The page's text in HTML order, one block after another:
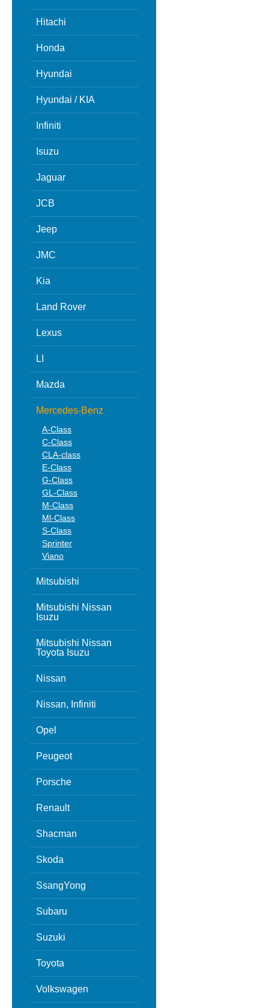
Hitachi
Honda
Hyundai
Hyundai / KIA
Infiniti
Isuzu
Jaguar
JCB
Jeep
JMC
Kia
Land Rover
Lexus
LI
Mazda
Mercedes-Benz
A-Class
C-Class
CLA-class
E-Class
G-Class
GL-Class
M-Class
Ml-Class
S-Class
Sprinter
Viano
Mitsubishi
Mitsubishi Nissan
Isuzu
Mitsubishi Nissan
Toyota Isuzu
Nissan
Nissan, Infiniti
Opel
Peugeot
Porsche
Renault
Shacman
Skoda
SsangYong
Subaru
Suzuki
Toyota
Volkswagen